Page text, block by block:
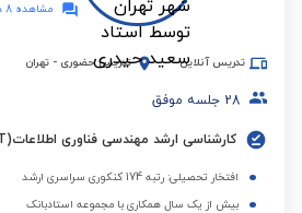
مشاهده 8 دیدگاه
تدریس آنلاین تدریس حضوری - تهران
28 جلسه موفق
کارشناسی ارشد مهندسی فناوری اطلاعات(IT) از دانشگاه تربیت مدرس
افتخار تحصیلی: رتبه 174 کنکوری سراسری ارشد
بیش از یک سال همکاری با مجموعه استادبانک